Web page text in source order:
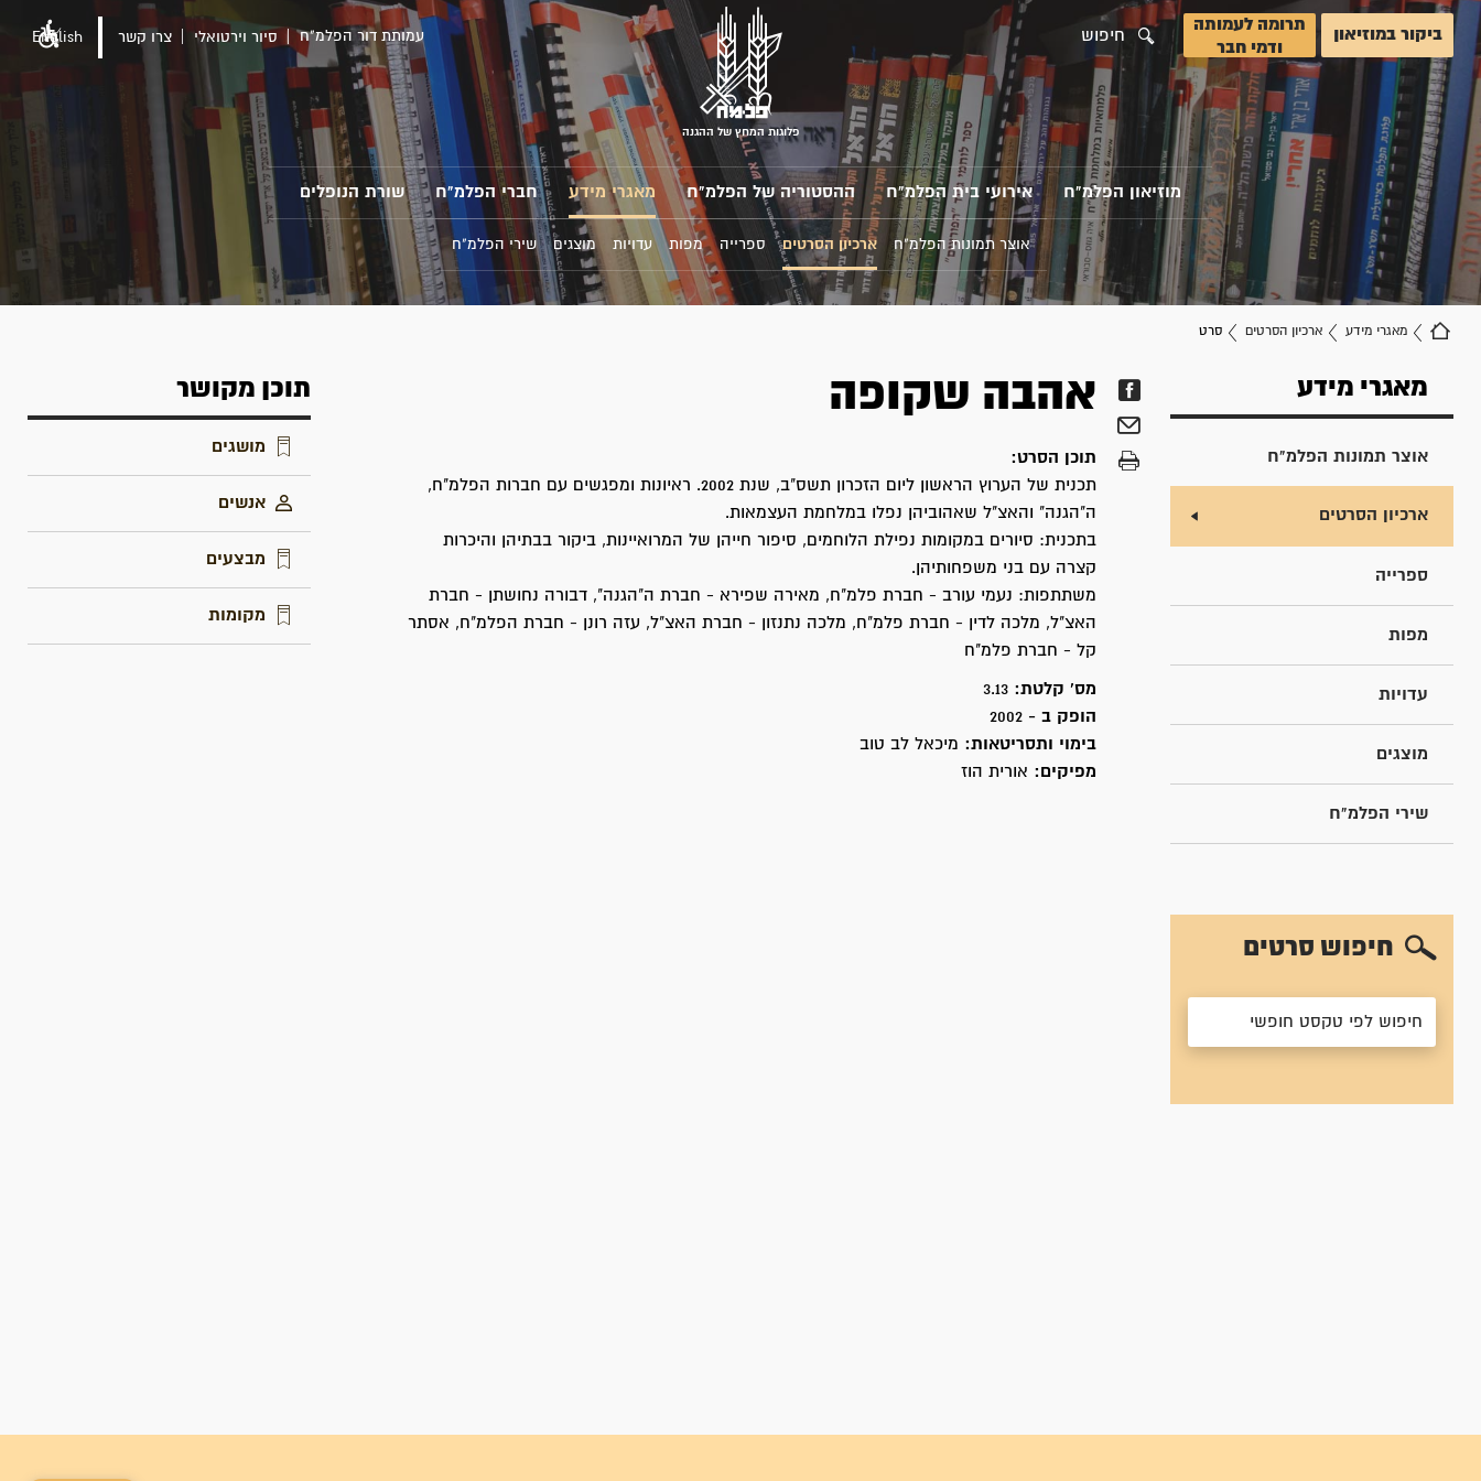
ביקור במוזיאון
תרומה לעמותה
ודמי חבר
חיפוש
פלוגות המחץ של ההגנה
עמותת דור הפלמ"ח סיור וירטואלי צרו קשר English
מוזיאון הפלמ"ח אירועי בית הפלמ"ח ההסטוריה של הפלמ"ח מאגרי מידע חברי הפלמ"ח שורת הנופלים
אוצר תמונות הפלמ"ח ארכיון הסרטים ספרייה מפות עדויות מוצגים שירי הפלמ"ח
מאגרי מידע ארכיון הסרטים סרט
מאגרי מידע
אוצר תמונות הפלמ"ח
ארכיון הסרטים
ספרייה
מפות
עדויות
מוצגים
שירי הפלמ"ח
חיפוש סרטים
אהבה שקופה
תוכן הסרט:
תכנית של הערוץ הראשון ליום הזכרון תשס"ב, שנת 2002. ראיונות ומפגשים עם חברות הפלמ"ח,
ה"הגנה" והאצ"ל שאהוביהן נפלו במלחמת העצמאות.
בתכנית: סיורים במקומות נפילת הלוחמים, סיפור חייהן של המרואיינות, ביקור בבתיהן והיכרות
קצרה עם בני משפחותיהן.
משתתפות: נעמי עורב - חברת פלמ"ח, מאירה שפירא - חברת ה"הגנה", דבורה נחושתן - חברת
האצ"ל, מלכה לדין - חברת פלמ"ח, מלכה נתנזון - חברת האצ"ל, עזה רונן - חברת הפלמ"ח, אסתר
קל - חברת פלמ"ח
מס' קלטת:
הופק ב -
בימוי ותסריטאות: מיכאל לב טוב
מפיקים: אורית הוז
תוכן מקושר
מושגים
אנשים
מבצעים
מקומות